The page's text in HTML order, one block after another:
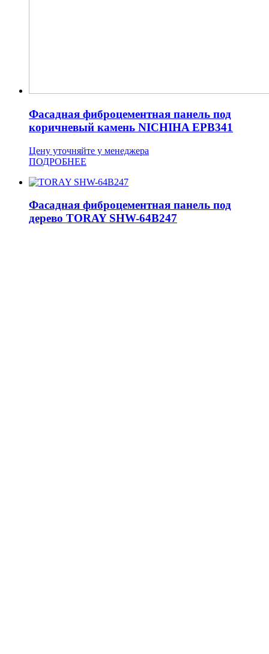
Фасадная фиброцементная панель под
коричневый камень NICHIHA EPB341
Цену уточняйте у менеджера
ПОДРОБНЕЕ
Фасадная фиброцементная панель под
дерево TORAY SHW-64B247